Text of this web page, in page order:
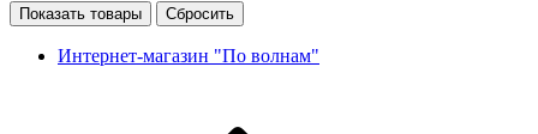
Показать товары Сбросить
Интернет-магазин "По волнам"